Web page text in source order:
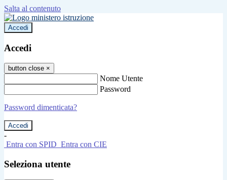
Salta al contenuto
Accedi
Accedi
button close ×
Nome Utente
Password
Password dimenticata?
-
Entra con SPID Entra con CIE
Seleziona utente